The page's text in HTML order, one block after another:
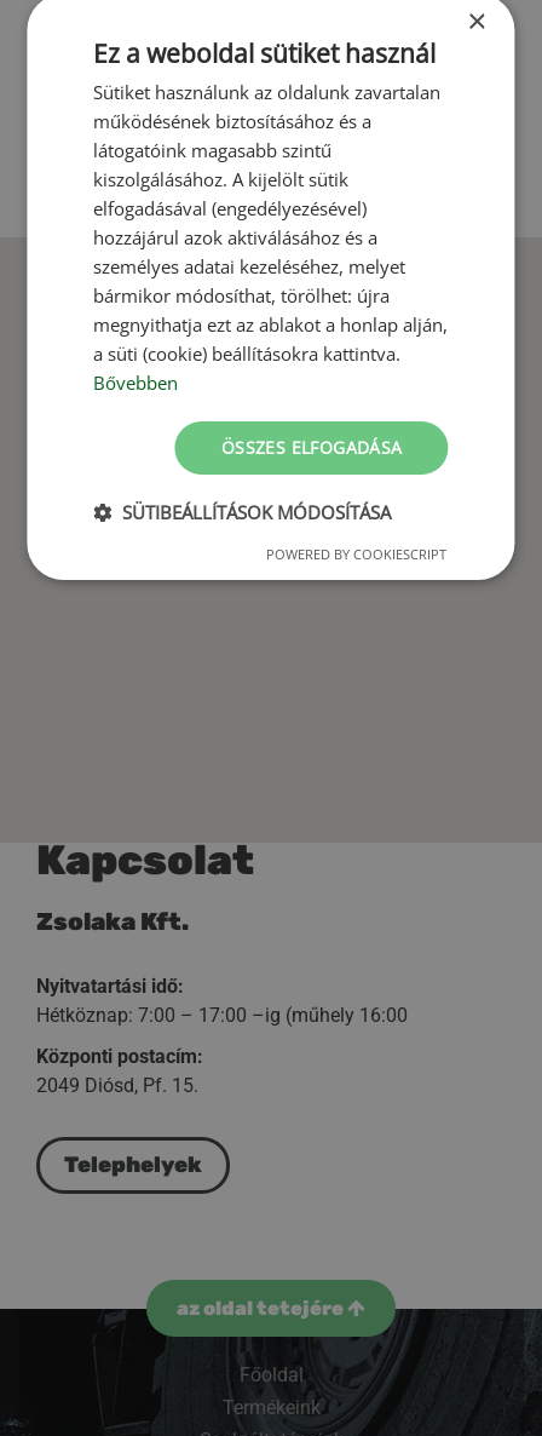
BŐVEBBEN
Kapcsolat
Zsolaka Kft.
Nyitvatartási idő:
Hétköznap: 7:00 – 17:00 –ig (műhely 16:00
Központi postacím:
2049 Diósd, Pf. 15.
Telephelyek
az oldal tetejére
Főoldal
Termékeink
×
Ez a weboldal sütiket használ
Sütiket használunk az oldalunk zavartalan
működésének biztosításához és a
látogatóink magasabb szintű
kiszolgálásához. A kijelölt sütik
elfogadásával (engedélyezésével)
hozzájárul azok aktiválásához és a
személyes adatai kezeléséhez, melyet
bármikor módosíthat, törölhet: újra
megnyithatja ezt az ablakot a honlap alján,
a süti (cookie) beállításokra kattintva.
Bővebben
ÖSSZES ELFOGADÁSA
SÜTIBEÁLLÍTÁSOK MÓDOSÍTÁSA
POWERED BY COOKIESCRIPT